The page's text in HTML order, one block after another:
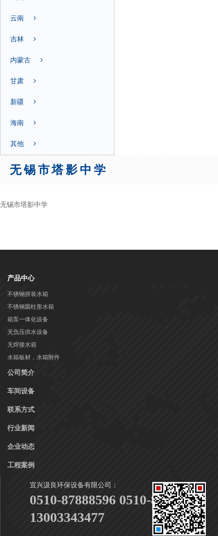
云南
吉林
内蒙古
甘肃
新疆
海南
其他
无锡市塔影中学
无锡市塔影中学
产品中心
不锈钢拼装水箱
不锈钢圆柱形水箱
箱泵一体化设备
无负压供水设备
无焊接水箱
水箱板材，水箱附件
公司简介
车间设备
联系方式
行业新闻
企业动态
工程案例
宜兴汲良环保设备有限公司：
0510-87888596 0510-87888916
13003343477